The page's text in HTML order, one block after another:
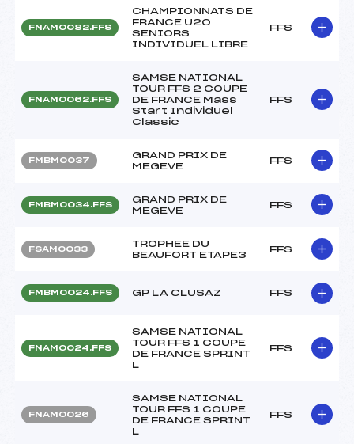
FNAM0082.FFS
CHAMPIONNATS DE
FRANCE U20
SENIORS
INDIVIDUEL LIBRE
FFS
FNAM0062.FFS
SAMSE NATIONAL
TOUR FFS 2 COUPE
DE FRANCE Mass
Start Individuel
Classic
FFS
FMBM0037
GRAND PRIX DE
MEGEVE
FFS
FMBM0034.FFS
GRAND PRIX DE
MEGEVE
FFS
FSAM0033
TROPHEE DU
BEAUFORT ETAPE3
FFS
FMBM0024.FFS GP LA CLUSAZ FFS
FNAM0024.FFS
SAMSE NATIONAL
TOUR FFS 1 COUPE
DE FRANCE SPRINT
L
FFS
FNAM0026
SAMSE NATIONAL
TOUR FFS 1 COUPE
DE FRANCE SPRINT
L
FFS